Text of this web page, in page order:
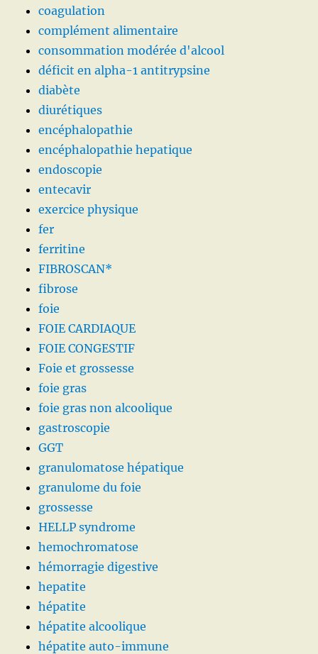
coagulation
complément alimentaire
consommation modérée d'alcool
déficit en alpha-1 antitrypsine
diabète
diurétiques
encéphalopathie
encéphalopathie hepatique
endoscopie
entecavir
exercice physique
fer
ferritine
FIBROSCAN*
fibrose
foie
FOIE CARDIAQUE
FOIE CONGESTIF
Foie et grossesse
foie gras
foie gras non alcoolique
gastroscopie
GGT
granulomatose hépatique
granulome du foie
grossesse
HELLP syndrome
hemochromatose
hémorragie digestive
hepatite
hépatite
hépatite alcoolique
hépatite auto-immune